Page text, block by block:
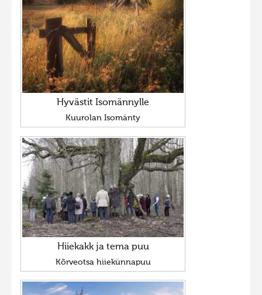
Hiite kuvavõistlus 2017
Hiite kuvavõistlus 2016
Hiite kuvavõistlus 2015
Hiite kuvavõistlus 2014
Hiite kuvavõistlus 2013
Hiite kuvavõistlus 2012
Hiite kuvavõistlus 2011
Hiite kuvavõistlus 2010
Hiite kuvavõistlus 2009
Hiite kuvavõistlus 2008
Kontakt
Hyvästit Isomännylle
Kuurolan Isomänty
Hiiekakk ja tema puu
Kõrveotsa hiiekünnapuu